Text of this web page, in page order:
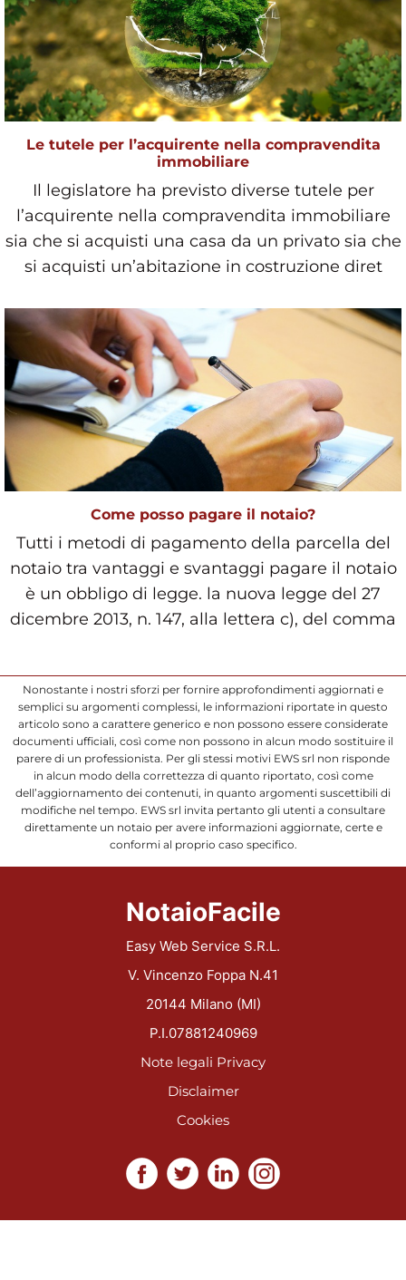
Le tutele per l’acquirente nella compravendita
immobiliare
Il legislatore ha previsto diverse tutele per
l’acquirente nella compravendita immobiliare
sia che si acquisti una casa da un privato sia che
si acquisti un’abitazione in costruzione diret
Come posso pagare il notaio?
Tutti i metodi di pagamento della parcella del
notaio tra vantaggi e svantaggi pagare il notaio
è un obbligo di legge. la nuova legge del 27
dicembre 2013, n. 147, alla lettera c), del comma
Nonostante i nostri sforzi per fornire approfondimenti aggiornati e
semplici su argomenti complessi, le informazioni riportate in questo
articolo sono a carattere generico e non possono essere considerate
documenti ufficiali, così come non possono in alcun modo sostituire il
parere di un professionista. Per gli stessi motivi EWS srl non risponde
in alcun modo della correttezza di quanto riportato, così come
dell’aggiornamento dei contenuti, in quanto argomenti suscettibili di
modifiche nel tempo. EWS srl invita pertanto gli utenti a consultare
direttamente un notaio per avere informazioni aggiornate, certe e
conformi al proprio caso specifico.
NotaioFacile
Easy Web Service S.R.L.
V. Vincenzo Foppa N.41
20144 Milano (MI)
P.I.07881240969
Note legali Privacy
Disclaimer
Cookies